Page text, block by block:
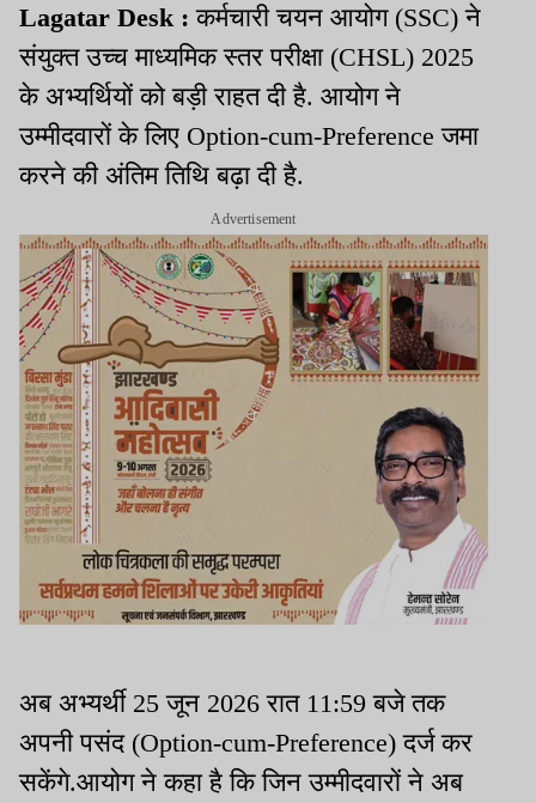
Lagatar Desk :कर्मचारी चयन आयोग (SSC) ने
संयुक्त उच्च माध्यमिक स्तर परीक्षा (CHSL) 2025
के अभ्यर्थियों को बड़ी राहत दी है. आयोग ने
उम्मीदवारों के लिए Option-cum-Preference जमा
करने की अंतिम तिथि बढ़ा दी है.
Advertisement
अब अभ्यर्थी 25 जून 2026 रात 11:59 बजे तक
अपनी पसंद (Option-cum-Preference) दर्ज कर
सकेंगे.आयोग ने कहा है कि जिन उम्मीदवारों ने अब